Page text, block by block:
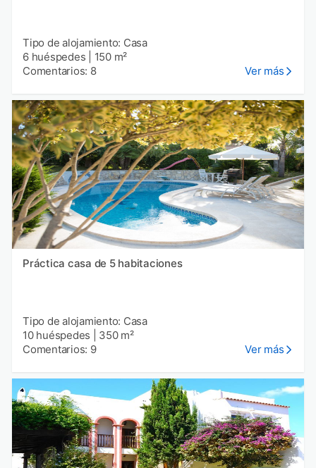
Tipo de alojamiento: Casa
6 huéspedes
150 m²
Comentarios: 8
Ver más
Práctica casa de 5 habitaciones
Tipo de alojamiento: Casa
10 huéspedes
350 m²
Comentarios: 9
Ver más